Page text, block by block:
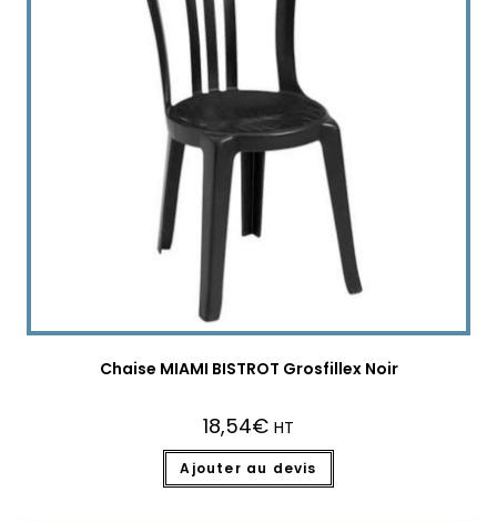
Chaise MIAMI BISTROT Grosfillex Noir
18,54€ HT
Ajouter au devis